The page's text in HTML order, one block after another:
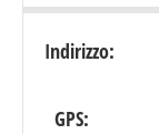
Indirizzo:
GPS: